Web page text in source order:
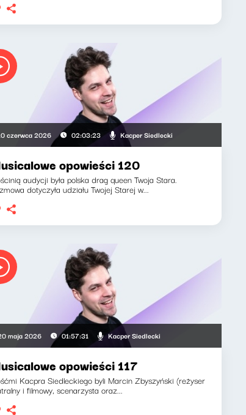
czerwca 2026 02:03:23 Kacper Siedlecki
opowieści 120
audycji była polska drag queen Twoja Stara.
dotyczyła udziału Twojej Starej w...
maja 2026 01:57:31 Kacper Siedlecki
opowieści 117
Kacpra Siedleckiego byli Marcin Zbyszyński (reżyser
i filmowy, scenarzysta oraz...